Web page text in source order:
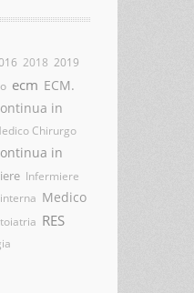
2018 2019
ecm ECM.
in
Chirurgo
in
Infermiere
Medico
RES